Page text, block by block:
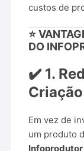
custos de
⭐
DO
✔️ 1.
Criação
Em vez de
um produto
Infoprodutor